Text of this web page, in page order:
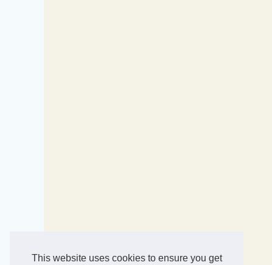
This website uses cookies to ensure you get